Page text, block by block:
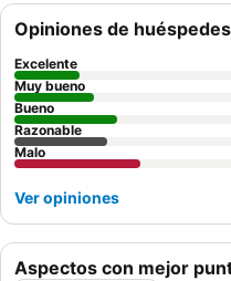
su atención y al
equipo de
Para una estancia más
una habitación en un piso
calle.
Aspectos con mejor
Opiniones de huéspedes
Excelente
Muy bueno
Bueno
Razonable
Malo
Ver opiniones